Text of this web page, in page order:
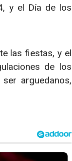
y el Día de los
las fiestas, y el
de los
arguedanos,